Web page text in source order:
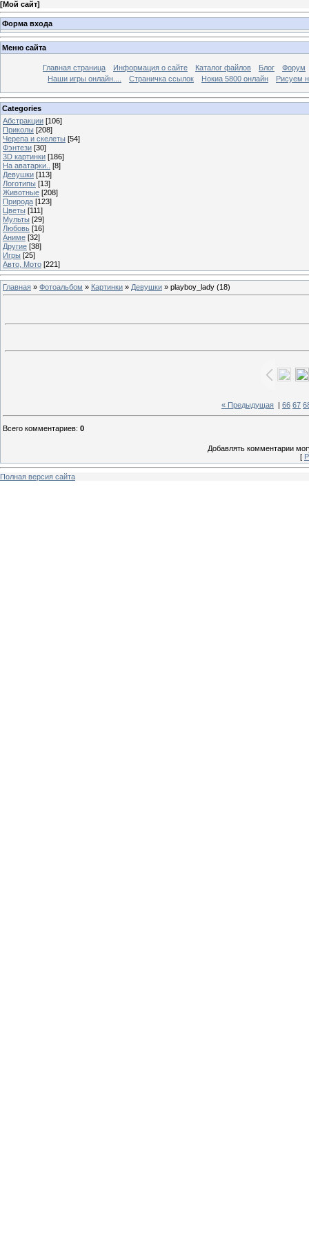
[Мой сайт]
Форма входа
Меню сайта
Главная страница Информация о сайте Каталог файлов Блог
Форум
Наши игры онлайн....
Страничка ссылок Нокиа 5800 онлайн Рисуем
Categories
Абстракции [106]
Приколы [208]
Черепа и скелеты [54]
Фэнтези [30]
3D картинки [186]
На аватарки..
[8]
Девушки [113]
Логотипы [13]
Животные [208]
Природа [123]
Цветы [111]
Мульты [29]
Любовь [16]
Аниме [32]
Другие [38]
Игры [25]
Авто, Мото [221]
Главная » Фотоальбом » Картинки » Девушки » playboy_lady (18)
« Предыдущая 66 67
Всего комментариев: 0
Добавлять комментарии
[
Полная версия сайта